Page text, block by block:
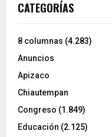
CATEGORÍAS
8 columnas (4.283)
Anuncios
Apizaco
Chiautempan
Congreso (1.849)
Educación (2.125)